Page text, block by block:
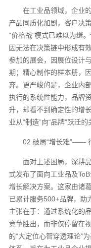
在工业品领域，企业
产品同质化加剧，客户决
“价格战”模式已难以为继
因无法在决策链中形成有
参加的展会，因展位设计
期；精心制作的样本册，
弃。更严峻的是，企业内
执行的系统性能力，品牌
升，却看不到确定性的增
业从“制造”向“品牌”跃迁的
02 破局“增长难”——
面对上述困局，深耕
式发布了面向工业品及
增长解决方案。这家由诸
已累计服务500+品牌，助
主张在于：通过系统化的
竞争胜出，而非仅停留在
的“大定位心智穿透理论”